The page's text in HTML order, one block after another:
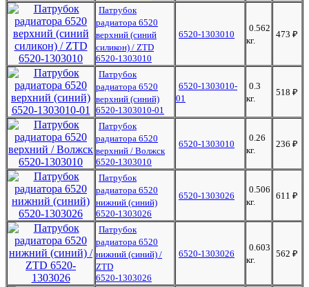
Патрубок
радиатора 6520
верхний (синий
силикон) / ZTD
6520-1303010
6520-1303010
0.562
кг.
473 ₽
Патрубок
радиатора 6520
верхний (синий)
6520-1303010-01
6520-1303010-
01
0.3
кг.
518 ₽
Патрубок
радиатора 6520
верхний / Волжск
6520-1303010
6520-1303010
0.26
кг.
236 ₽
Патрубок
радиатора 6520
нижний (синий)
6520-1303026
6520-1303026
0.506
кг.
611 ₽
Патрубок
радиатора 6520
нижний (синий) /
ZTD
6520-1303026
6520-1303026
0.603
кг.
562 ₽